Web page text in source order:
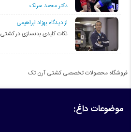
دکتر محمد سرلک
از دیدگاه بهزاد ابراهیمی
نکات کلیدی بدنسازی در کشتی
فروشگاه محصولات تخصصی کشتی آرن تک
موضوعات داغ: